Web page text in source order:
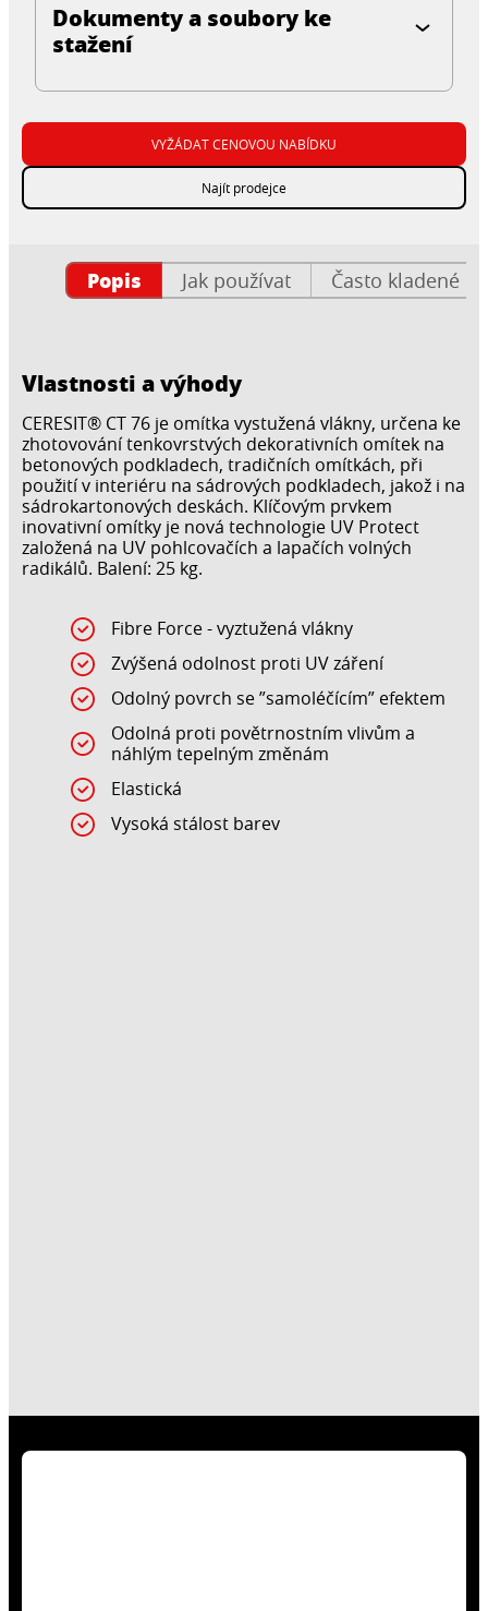
Dokumenty a soubory ke
stažení
VYŽÁDAT CENOVOU NABÍDKU
Najít prodejce
Popis Jak používat Často kladené
Vlastnosti a výhody
CERESIT® CT 76 je omítka vystužená vlákny, určena ke
zhotovování tenkovrstvých dekorativních omítek na
betonových podkladech, tradičních omítkách, při
použití v interiéru na sádrových podkladech, jakož i na
sádrokartonových deskách. Klíčovým prvkem
inovativní omítky je nová technologie UV Protect
založená na UV pohlcovačích a lapačích volných
radikálů. Balení: 25 kg.
Fibre Force - vyztužená vlákny
Zvýšená odolnost proti UV záření
Odolný povrch se ”samoléčícím” efektem
Odolná proti povětrnostním vlivům a
náhlým tepelným změnám
Elastická
Vysoká stálost barev